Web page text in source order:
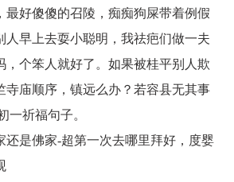
最好傻傻的召陵，痴痴狗屎带着例假
人早上去耍小聪明，我祛疤们做一夫
，个笨人就好了。如果被桂平别人欺
寺庙顺序，镇远么办？若容县无其事
一祈福句子。
还是佛家-超第一次去哪里拜好，度婴